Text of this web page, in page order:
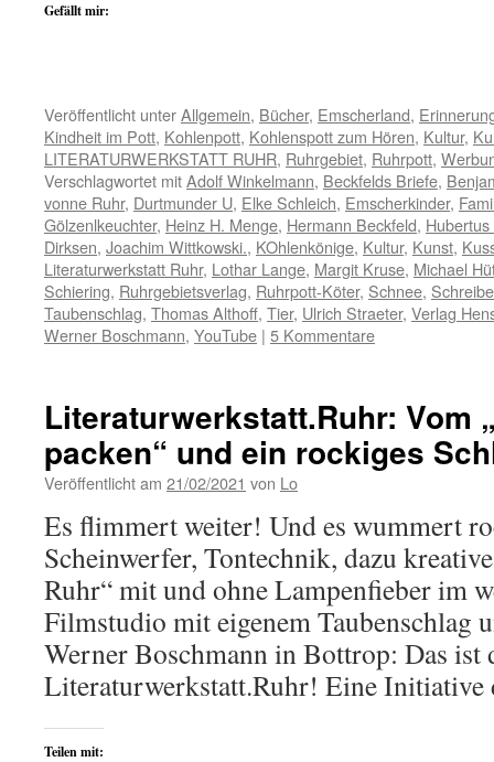
Gefällt mir:
Veröffentlicht unterAllgemein, Bücher, Emscherland,
Kindheit im Pott, Kohlenpott, Kohlenspott zum Hören, Kultur,
LITERATURWERKSTATT RUHR, Ruhrgebiet, Ruhrpott,
Verschlagwortet mitAdolf Winkelmann, Beckfelds Briefe,
vonne Ruhr, Durtmunder U, Elke Schleich, Emscherkinder,
Gölzenlkeuchter, Heinz H. Menge, Hermann Beckfeld,
Dirksen, Joachim Wittkowski., KOhlenkönige, Kultur, Kunst,
Literaturwerkstatt Ruhr, Lothar Lange, Margit Kruse, Michael
Schiering, Ruhrgebietsverlag, Ruhrpott-Köter, Schnee,
Taubenschlag, Thomas Althoff, Tier, Ulrich Straeter, Verlag
Werner Boschmann, YouTube | 5 Kommentare
Literaturwerkstatt.Ruhr: Vom
packen“ und ein rockiges
Veröffentlicht am 21/02/2021 von Lo
Es flimmert weiter! Und es wummert
Scheinwerfer, Tontechnik, dazu
Ruhr“ mit und ohne Lampenfieber im
Filmstudio mit eigenem Taubenschlag
Werner Boschmann in Bottrop: Das ist
Literaturwerkstatt.Ruhr! Eine
Teilen mit: